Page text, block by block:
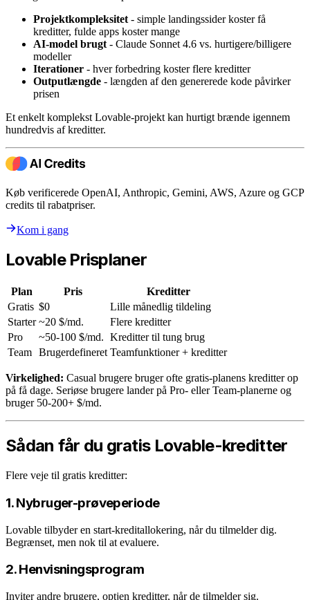
Projektkompleksitet - simple landingssider koster få
kreditter, fulde apps koster mange
AI-model brugt - Claude Sonnet 4.6 vs. hurtigere/billigere
modeller
Iterationer - hver forbedring koster flere kreditter
Outputlængde - længden af den genererede kode påvirker
prisen
Et enkelt komplekst Lovable-projekt kan hurtigt brænde igennem
hundredvis af kreditter.
Køb verificerede OpenAI, Anthropic, Gemini, AWS, Azure og GCP
credits til rabatpriser.
Kom i gang
Lovable Prisplaner
Plan Pris
Kreditter
Gratis $0
Lille månedlig tildeling
Starter ~20 $/md.
Flere kreditter
Pro
~50-100 $/md. Kreditter til tung brug
Team Brugerdefineret Teamfunktioner + kreditter
Virkelighed: Casual brugere bruger ofte gratis-planens kreditter op
på få dage. Seriøse brugere lander på Pro- eller Team-planerne og
bruger 50-200+ $/md.
Sådan får du gratis Lovable-kreditter
Flere veje til gratis kreditter:
1. Nybruger-prøveperiode
Lovable tilbyder en start-kreditallokering, når du tilmelder dig.
Begrænset, men nok til at evaluere.
2. Henvisningsprogram
Inviter andre brugere, optjen kreditter, når de tilmelder sig.